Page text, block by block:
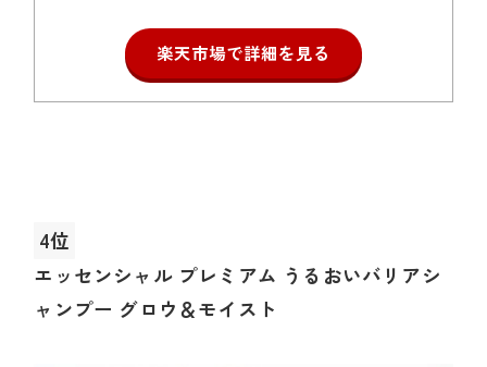
楽天市場で詳細を見る
4位
エッセンシャル プレミアム うるおいバリアシ
ャンプー グロウ＆モイスト